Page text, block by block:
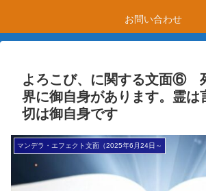
お問い合わせ
よろこび、に関する文面⑥
界に御自身があります。霊は
切は御自身です
マンデラ・エフェクト文面（2025年6月24日～